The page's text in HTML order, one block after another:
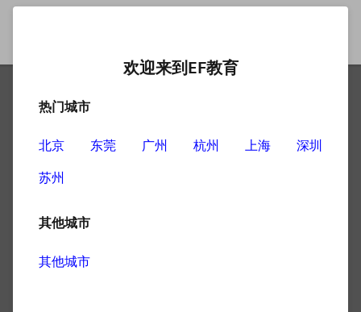
英语辅导哪家好如何挑选？
学习英语的注意力可以得到更好的集中，且机构专业的老
习效果。
欢迎来到EF教育
热门城市
北京 东莞 广州 杭州 上海
深圳
苏州
其他城市
其他城市